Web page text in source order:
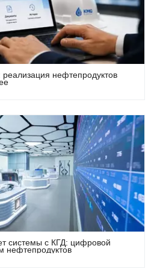
нефтепродуктов
системы с КГД: цифровой
нефтепродуктов